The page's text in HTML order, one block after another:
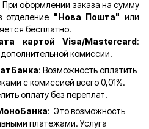
При оформлении заказа на сумму
отделение "Нова Пошта" или
бесплатно.
картой Visa/Mastercard:
комиссии.
: Возможность оплатить
с комиссией всего 0,01%.
оплату без переплат.
: Это возможность
платежами. Услуга